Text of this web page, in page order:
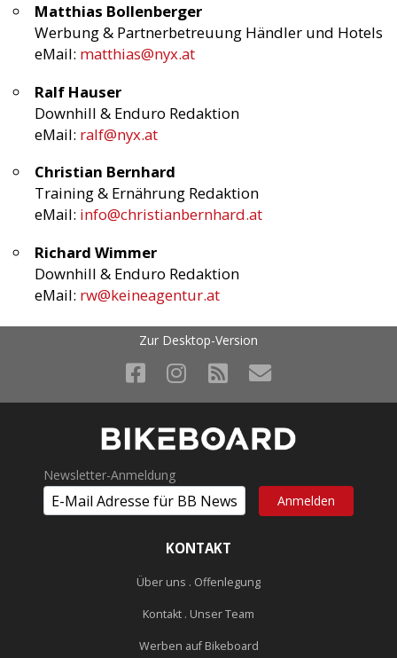
Matthias Bollenberger
Werbung & Partnerbetreuung Händler und Hotels
eMail: matthias@nyx.at
Ralf Hauser
Downhill & Enduro Redaktion
eMail: ralf@nyx.at
Christian Bernhard
Training & Ernährung Redaktion
eMail: info@christianbernhard.at
Richard Wimmer
Downhill & Enduro Redaktion
eMail: rw@keineagentur.at
Zur Desktop-Version
Newsletter-Anmeldung
KONTAKT
Über uns . Offenlegung
Kontakt . Unser Team
Werben auf Bikeboard